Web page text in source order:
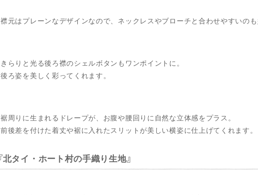
襟元はプレーンなデザインなので、ネックレスやブローチと合わせやすいのも
きらりと光る後ろ襟のシェルボタンもワンポイントに。
後ろ姿を美しく彩ってくれます。
裾周りに生まれるドレープが、お腹や腰回りに自然な立体感をプラス。
前後差を付けた着丈や裾に入れたスリットが美しい横姿に仕上げてくれます。
北タイ・ホート村の手織り生地